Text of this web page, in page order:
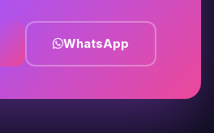
WhatsApp